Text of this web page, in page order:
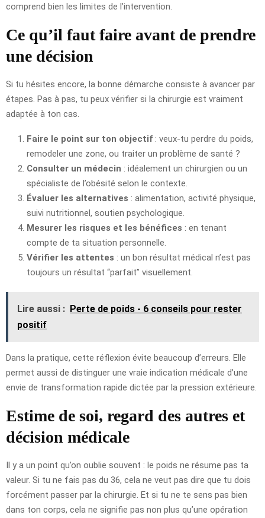
comprend bien les limites de l’intervention.
Ce qu’il faut faire avant de prendre
une décision
Si tu hésites encore, la bonne démarche consiste à avancer par
étapes. Pas à pas, tu peux vérifier si la chirurgie est vraiment
adaptée à ton cas.
Faire le point sur ton objectif : veux-tu perdre du poids,
remodeler une zone, ou traiter un problème de santé ?
Consulter un médecin : idéalement un chirurgien ou un
spécialiste de l’obésité selon le contexte.
Évaluer les alternatives : alimentation, activité physique,
suivi nutritionnel, soutien psychologique.
Mesurer les risques et les bénéfices : en tenant
compte de ta situation personnelle.
Vérifier les attentes : un bon résultat médical n’est pas
toujours un résultat “parfait” visuellement.
Lire aussi : Perte de poids - 6 conseils pour rester
positif
Dans la pratique, cette réflexion évite beaucoup d’erreurs. Elle
permet aussi de distinguer une vraie indication médicale d’une
envie de transformation rapide dictée par la pression extérieure.
Estime de soi, regard des autres et
décision médicale
Il y a un point qu’on oublie souvent : le poids ne résume pas ta
valeur. Si tu ne fais pas du 36, cela ne veut pas dire que tu dois
forcément passer par la chirurgie. Et si tu ne te sens pas bien
dans ton corps, cela ne signifie pas non plus qu’une opération